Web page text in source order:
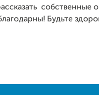
собственные
Будьте